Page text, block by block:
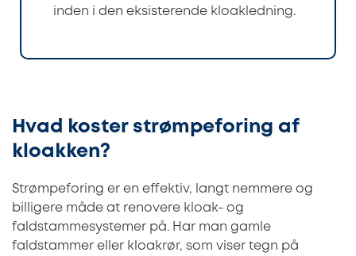
inden i den eksisterende kloakledning.
Hvad koster strømpeforing af
kloakken?
Strømpeforing er en effektiv, langt nemmere og
billigere måde at renovere kloak- og
faldstammesystemer på. Har man gamle
faldstammer eller kloakrør, som viser tegn på